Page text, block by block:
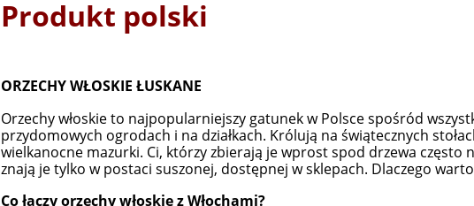
Produkt polski
ORZECHY WŁOSKIE ŁUSKANE
Orzechy włoskie to najpopularniejszy gatunek w Polsce spośród
przydomowych ogrodach i na działkach. Królują na świątecznych
wielkanocne mazurki. Ci, którzy zbierają je wprost spod drzewa często
znają je tylko w postaci suszonej, dostępnej w sklepach. Dlaczego
Co łączy orzechy włoskie z Włochami?